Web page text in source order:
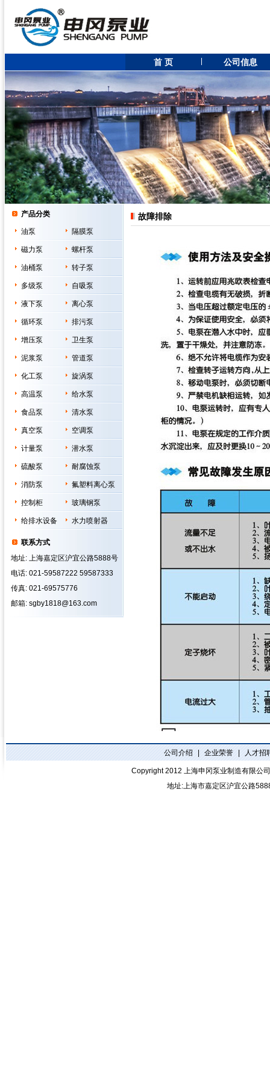
首 页 公司信息
产品分类
油泵 隔膜泵
磁力泵 螺杆泵
油桶泵 转子泵
多级泵 自吸泵
液下泵 离心泵
循环泵 排污泵
增压泵 卫生泵
泥浆泵 管道泵
化工泵 旋涡泵
高温泵 给水泵
食品泵 清水泵
真空泵 空调泵
计量泵 潜水泵
硫酸泵 耐腐蚀泵
消防泵 氟塑料离心泵
控制柜 玻璃钢泵
给排水设备 水力喷射器
联系方式
地址: 上海嘉定区沪宜公路5888号
电话: 021-59587222 59587333
传真: 021-69575776
邮箱: sgby1818@163.com
故障排除
公司介绍 企业荣誉 人才招
Copyright 2012 上海申冈泵业制造有限公司
地址:上海市嘉定区沪宜公路